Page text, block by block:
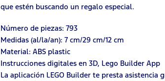
que estén buscando un regalo especial.
Número de piezas: 793
Medidas (al/la/an): 7 cm/29 cm/12 cm
Material: ABS plastic
Instrucciones digitales en 3D, Lego Builder App
La aplicación LEGO Builder te presta